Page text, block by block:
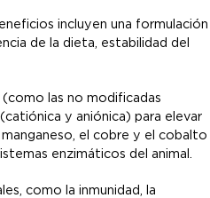
incluyen una formulación
de la dieta, estabilidad del
(como las no modificadas
y aniónica) para elevar
el cobre y el cobalto
enzimáticos del animal.
como la inmunidad, la